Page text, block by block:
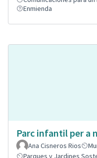
Enmienda
Parc infantil per a
Ana Cisneros Rios
Parques y Jardines